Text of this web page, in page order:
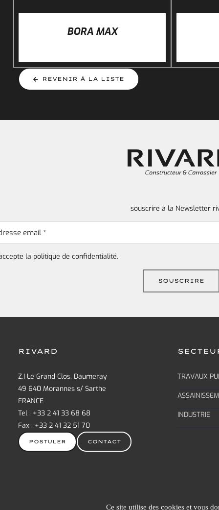
Ce site utilise des cookies et vous
BORA MAX
REVENIR À LA LISTE
souscrire à la Newsletter
la politique de confidentialité.
RIVARD
Z.I Le Grand Clos, Daumeray
49 640 Morannes s/ Sarthe
FRANCE
Tel : +33 2 41 33 68 68
Fax : +33 2 41 32 51 70
POSTULER CONTACT
TRAVAUX
INDUSTRIE